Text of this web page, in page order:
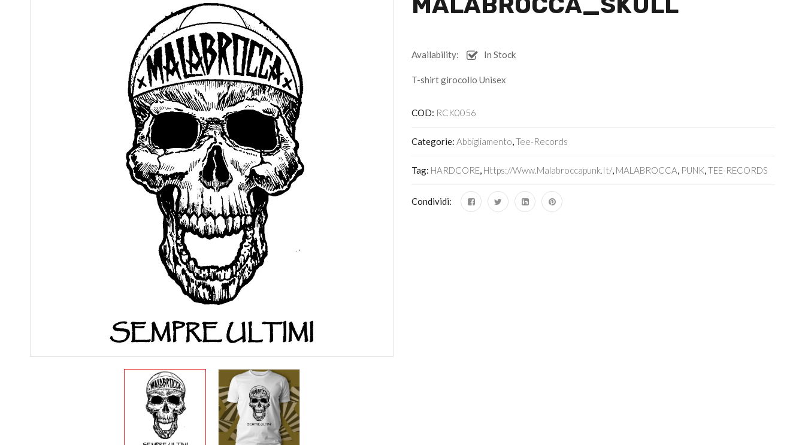
Availability: In Stock
T-shirt girocollo Unisex
COD: RCK0056
Categorie: Abbigliamento,Tee-Records
Tag: HARDCORE, Https://www.malabroccapunk.it/, MALABROCCA, PUNK,TEE-RECORDS
Condividi: